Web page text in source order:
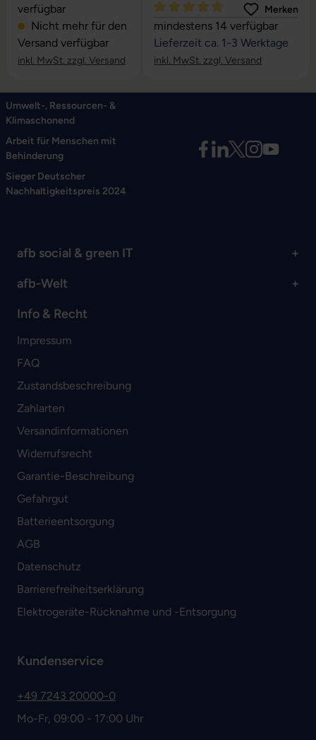
verfügbar
Nicht mehr für den
Versand verfügbar
inkl. MwSt. zzgl. Versand
Durchschnittliche Bewertung
Merken
mindestens 14 verfügbar
Lieferzeit ca. 1-3 Werktage
inkl. MwSt. zzgl. Versand
Umwelt-, Ressourcen- &
Klimaschonend
Arbeit für Menschen mit
Behinderung
Sieger Deutscher
Nachhaltigkeitspreis 2024
afb social & green IT
afb-Welt
Info & Recht
Impressum
FAQ
Zustandsbeschreibung
Zahlarten
Versandinformationen
Widerrufsrecht
Garantie-Beschreibung
Gefahrgut
Batterieentsorgung
AGB
Datenschutz
Barrierefreiheitserklärung
Elektrogeräte-Rücknahme und -Entsorgung
Kundenservice
+49 7243 20000-0
Mo-Fr, 09:00 - 17:00 Uhr